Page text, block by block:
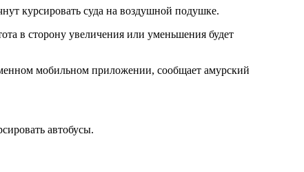
курсировать суда на воздушной подушке.
в сторону увеличения или уменьшения будет
мобильном приложении, сообщает амурский
автобусы.